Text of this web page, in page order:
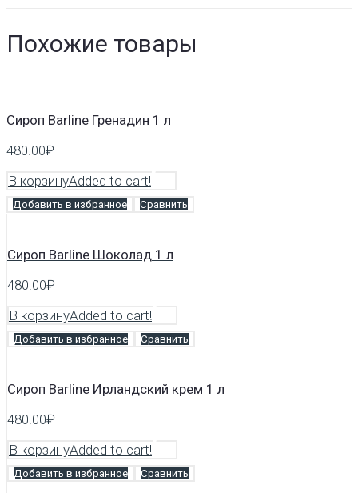
Похожие товары
Сироп Barline Гренадин 1 л
480.00₽
В корзинуAdded to cart!
Добавить в избранное Сравнить
Сироп Barline Шоколад 1 л
480.00₽
В корзинуAdded to cart!
Добавить в избранное Сравнить
Сироп Barline Ирландский крем 1 л
480.00₽
В корзинуAdded to cart!
Добавить в избранное Сравнить